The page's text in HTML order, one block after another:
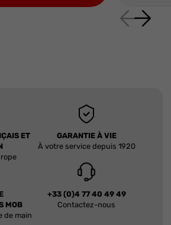
ET
GARANTIE À VIE
À votre service depuis 1920
MOB
de main
+33 (0)4 77 40 49 49
Contactez-nous